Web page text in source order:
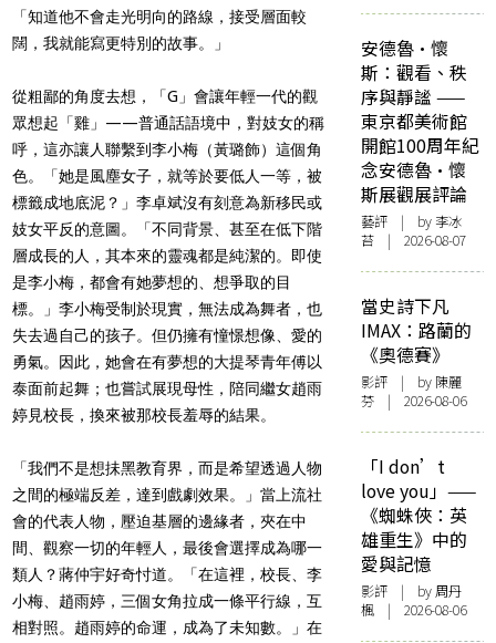
「知道他不會走光明向的路線，接受層面較
闊，我就能寫更特別的故事。」
從粗鄙的角度去想，「G」會讓年輕一代的觀
眾想起「雞」——普通話語境中，對妓女的稱
呼，這亦讓人聯繫到李小梅（黃璐飾）這個角
色。「她是風塵女子，就等於要低人一等，被
標籤成地底泥？」李卓斌沒有刻意為新移民或
妓女平反的意圖。「不同背景、甚至在低下階
層成長的人，其本來的靈魂都是純潔的。即使
是李小梅，都會有她夢想的、想爭取的目
標。」李小梅受制於現實，無法成為舞者，也
失去過自己的孩子。但仍擁有憧憬想像、愛的
勇氣。因此，她會在有夢想的大提琴青年傅以
泰面前起舞；也嘗試展現母性，陪同繼女趙雨
婷見校長，換來被那校長羞辱的結果。
「我們不是想抺黑教育界，而是希望透過人物
之間的極端反差，達到戲劇效果。」當上流社
會的代表人物，壓迫基層的邊緣者，夾在中
間、觀察一切的年輕人，最後會選擇成為哪一
類人？蔣仲宇好奇忖道。「在這裡，校長、李
小梅、趙雨婷，三個女角拉成一條平行線，互
相對照。趙雨婷的命運，成為了未知數。」在
安德魯·懷
斯：觀看、秩
序與靜謐 ——
東京都美術館
開館100周年紀
念安德魯·懷
斯展觀展評論
藝評 | by 李冰
苔 | 2026-08-07
當史詩下凡
IMAX：路蘭的
《奧德賽》
影評 | by 陳麗
芬 | 2026-08-06
「I don’t
love you」——
《蜘蛛俠：英
雄重生》中的
愛與記憶
影評 | by周丹
楓 | 2026-08-06